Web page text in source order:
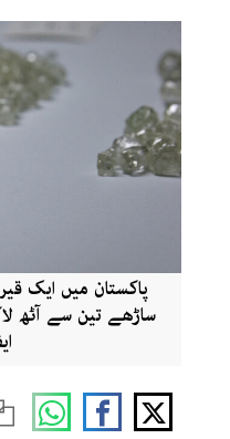
پاکستان میں ایک
ساڑھے تین سے آٹھ